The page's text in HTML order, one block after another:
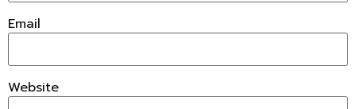
Email
Website